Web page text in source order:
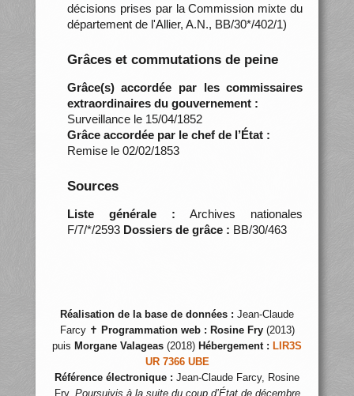
décisions prises par la Commission mixte du
département de l'Allier, A.N., BB/30*/402/1)
Grâces et commutations de peine
Grâce(s) accordée par les commissaires
extraordinaires du gouvernement :
Surveillance le 15/04/1852
Grâce accordée par le chef de l’État :
Remise le 02/02/1853
Sources
Liste générale : Archives nationales
F/7/*/2593 Dossiers de grâce : BB/30/463
Réalisation de la base de données : Jean-Claude
Farcy ✝ Programmation web : Rosine Fry(2013)
puis Morgane Valageas (2018) Hébergement : LIR3S
UR 7366 UBE
Référence électronique : Jean-Claude Farcy, Rosine
Fry, Poursuivis à la suite du coup d’État de décembre